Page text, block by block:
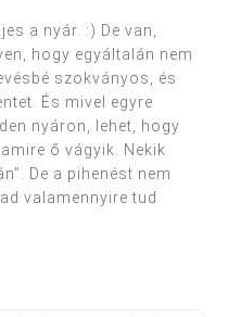
a nyár. :) De van,
hogy egyáltalán nem
szokványos, és
És mivel egyre
nyáron, lehet, hogy
ő vágyik. Nekik
De a pihenést nem
valamennyire tud